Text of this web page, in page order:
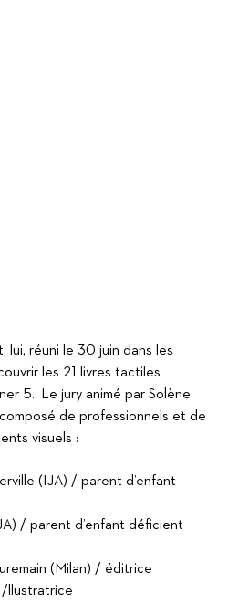
lui, réuni le 30 juin dans les
les 21 livres tactiles
5. Le jury animé par Solène
de professionnels et de
visuels :
(IJA) / parent d’enfant
/ parent d’enfant déficient
(Milan) / éditrice
llustratrice